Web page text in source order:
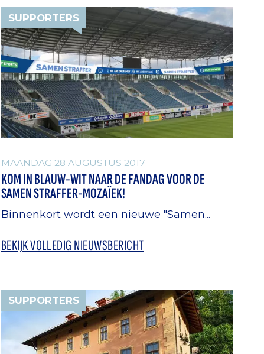
SUPPORTERS
MAANDAG 28 AUGUSTUS 2017
KOM IN BLAUW-WIT NAAR DE FANDAG VOOR DE
SAMEN STRAFFER-MOZAÏEK!
Binnenkort wordt een nieuwe "Samen...
BEKIJK VOLLEDIG NIEUWSBERICHT
SUPPORTERS